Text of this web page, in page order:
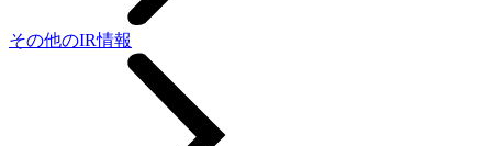
その他のIR情報